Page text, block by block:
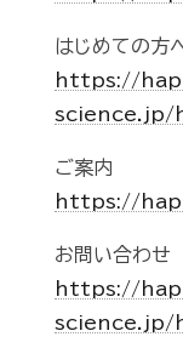
はじめての方
https://
science.jp/
ご案内
https://
お問い合わせ
https://